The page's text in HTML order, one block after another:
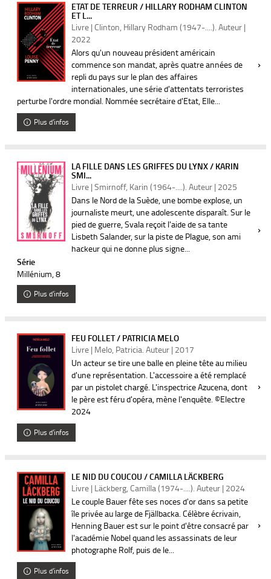
ETAT DE TERREUR / HILLARY RODHAM CLINTON
ET L...
Livre | Clinton, Hillary Rodham (1947-....). Auteur |
2022
Alors qu'un nouveau président américain
commence son mandat, après quatre années de
repli du pays sur le plan des affaires
internationales, une série d'attentats terroristes
perturbe l'ordre mondial. Nommée secrétaire d'Etat, Elle...
Plus d'infos
LA FILLE DANS LES GRIFFES DU LYNX / KARIN
SMI...
Livre | Smirnoff, Karin (1964-....). Auteur | 2025
Dans le Nord de la Suède, une bombe explose, un
journaliste meurt, une adolescente disparaît. Sur le
pied de guerre, Svala reçoit l'aide de sa tante
Lisbeth Salander, sur la piste de Plague, son ami
hackeur qui ne donne plus signe...
Série
Millénium, 8
Plus d'infos
FEU FOLLET / PATRICIA MELO
Livre | Melo, Patricia. Auteur | 2017
Un acteur se tire une balle en pleine tête au milieu
d'une représentation. L'accessoire a été remplacé
par un pistolet chargé. L'inspectrice Azucena, dont
le père est féru d'opéra, mène l'enquête. ©Electre
2024
Plus d'infos
LE NID DU COUCOU / CAMILLA LÄCKBERG
Livre | Läckberg, Camilla (1974-....). Auteur | 2024
Le couple Bauer fête ses noces d'or dans sa petite
île privée au large de Fjällbacka. Célèbre écrivain,
Henning Bauer est sur le point d'être consacré par
l'académie Nobel quand les assassinats de leur
photographe Rolf, puis de le...
Plus d'infos